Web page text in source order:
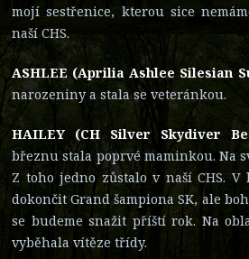
mojí sestřenice, kterou sice
naší CHS.
ASHLEE (Aprilia Ashlee Silesian
narozeniny a stala se veteránkou.
HAILEY (CH Silver Skydiver
březnu stala poprvé maminkou. Na
Z toho jedno zůstalo v naší CHS. V
dokončit Grand šampiona SK, ale
se budeme snažit příští rok. Na
vyběhala vítěze třídy.